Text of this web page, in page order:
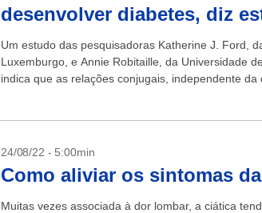
desenvolver diabetes, diz
Um estudo das pesquisadoras Katherine J. Ford,
Luxemburgo, e Annie Robitaille, da Universidade
indica que as relações conjugais, independente da
24/08/22 - 5:00min
Como aliviar os sintomas
Muitas vezes associada à dor lombar, a ciática